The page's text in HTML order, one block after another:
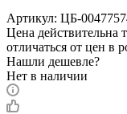
Артикул: ЦБ-
Цена действительна
отличаться от цен в
Нашли дешевле?
Нет в наличии